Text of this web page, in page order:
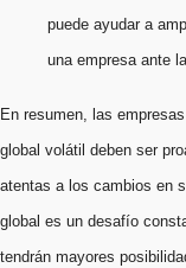
puede ayudar a
una empresa ante
En resumen, las
global volátil deben ser
atentas a los cambios en
global es un desafío
tendrán mayores